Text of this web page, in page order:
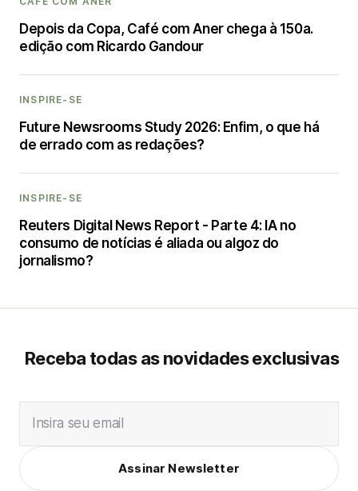
Depois da Copa, Café com Aner chega à 150a.
edição com Ricardo Gandour
INSPIRE-SE
Future Newsrooms Study 2026: Enfim, o que há
de errado com as redações?
INSPIRE-SE
Reuters Digital News Report - Parte 4: IA no
consumo de notícias é aliada ou algoz do
jornalismo?
Receba todas as novidades exclusivas
Insira seu email
Assinar Newsletter